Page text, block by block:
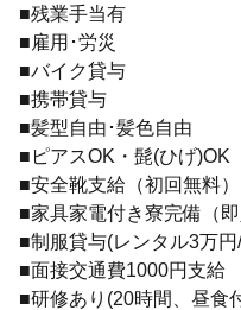
■残業手当有
■雇用･労災
■バイク貸与
■携帯貸与
■髪型自由･髪色自由
■ピアスOK・髭(ひげ)OK
■安全靴支給（初回無料）
■家具家電付き寮完備（即
■制服貸与(レンタル3万
■面接交通費1000円支給
■研修あり(20時間、昼食